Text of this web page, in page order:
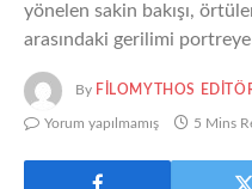
yönelen sakin bakışı,
arasındaki gerilimi
By FILOMYTHOS
Yorum yapılmamış 5 Mins